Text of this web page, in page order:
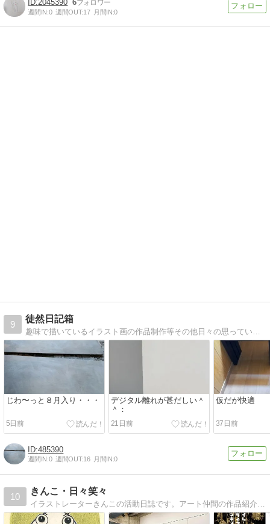
2045390 6
週間IN:0 週間OUT:17 月間IN:0
9
徒然日記箱
じわ〜っと８月入り・・・
5日前
デジタル離れが甚だしい＾
＾：
21日前
仮だが快適
37日前
485390
週間IN:0 週間OUT:16 月間IN:0
10
きんこ・日々笑々